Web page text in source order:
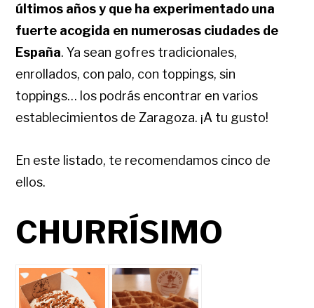
últimos años y que ha experimentado una
fuerte acogida en numerosas ciudades de
España. Ya sean gofres tradicionales,
enrollados, con palo, con toppings, sin
toppings… los podrás encontrar en varios
establecimientos de Zaragoza. ¡A tu gusto!
En este listado, te recomendamos cinco de
ellos.
CHURRÍSIMO